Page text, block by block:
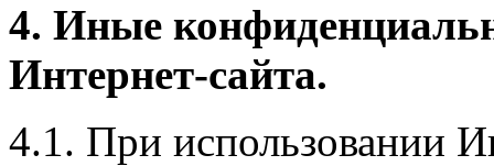
4. Иные
Интернет-сайта.
4.1. При использовании